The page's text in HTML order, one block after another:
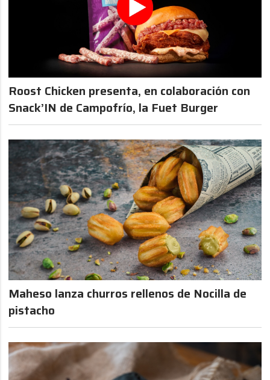
Roost Chicken presenta, en colaboración con
Snack’IN de Campofrío, la Fuet Burger
Maheso lanza churros rellenos de Nocilla de
pistacho